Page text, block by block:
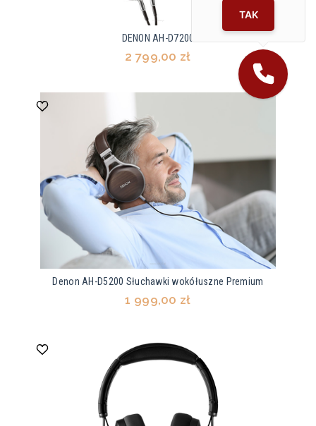
DENON AH-D7200
2 799,00 zł
Denon AH-D5200 Słuchawki wokółuszne Premium
1 999,00 zł
TAK